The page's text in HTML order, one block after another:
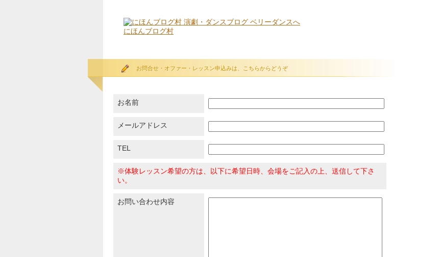
にほんブログ村
お問合せ・オファー・レッスン申込みは、こちらからどうぞ
お名前
メールアドレス
TEL
※体験レッスン希望の方は、以下に希望日時、会場をご記入の上、送信して下さ
い。
お問い合わせ内容